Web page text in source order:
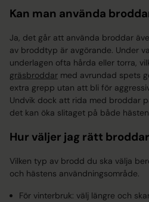
Kan man använda
Ja, det går att använda broddar
av broddtyp är avgörande. Under
underlagen ofta hårda eller torra,
gräsbroddar med avrundad spets
extra grepp utan att bli för
Undvik dock att rida med broddar
det kan öka slitaget på både
Hur väljer jag rätt
Vilken typ av brodd du ska välja
och hästens användningsområde.
För vinterbruk: välj längre och